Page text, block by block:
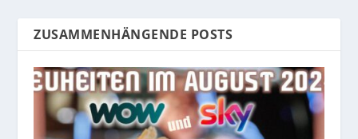
ZUSAMMENHÄNGENDE POSTS